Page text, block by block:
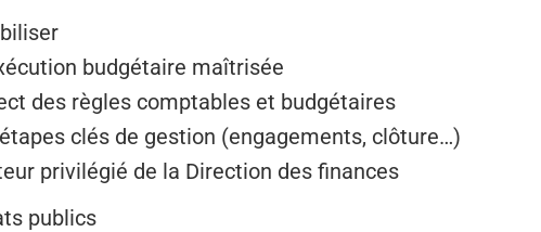
budgétaire maîtrisée
des règles comptables et budgétaires
clés de gestion (engagements, clôture…)
privilégié de la Direction des finances
publics